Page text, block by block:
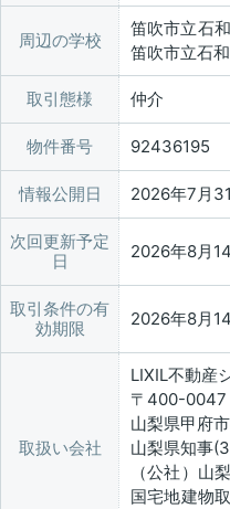
周辺の学校
笛吹市立石
笛吹市立石
取引態様 仲介
物件番号 92436195
情報公開日 2026年7月
次回更新予定
日
2026年8月
取引条件の有
効期限
2026年8月
取扱い会社
LIXIL不動産
〒400-0047
山梨県甲府
山梨県知事
（公社）山
国宅地建物